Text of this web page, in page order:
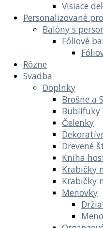
Visiace
Personalizované
Balóny s
Fóliové
Rôzne
Svadba
Doplnky
Brošne a
Bublifuky
Čelenky
Drevené
Kniha
Krabičky
Krabičky
Menovky